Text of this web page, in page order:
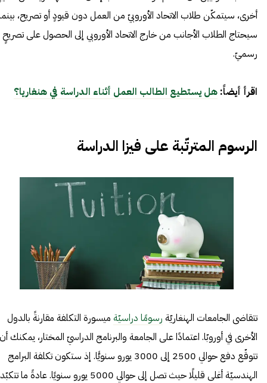
أخرى، سيتمكّن طلاب الاتحاد الأوروبيّ من العمل دون قيودٍ أو تصريح،
سيحتاج الطلاب الأجانب من خارج الاتحاد الأوروبي إلى الحصول على تصريحٍ
رسميّ.
اقرأ أيضاً: هل يستطيع الطالب العمل أثناء الدراسة في هنغاريا؟
الرسوم المترتّبة على فيزا الدراسة
تتقاضى الجامعات الهنغاريّة رسومًا دراسيّة ميسورة التكلفة مقارنةً بالدول
الأخرى في أوروبّا. اعتمادًا على الجامعة والبرنامج الدراسيّ المختار، يمكنك أن
تتوقّع دفع حوالي 2500 إلى 3000 يورو سنويًّا. إذ ستكون تكلفة البرامج
الهندسيّة أغلى قليلًا حيث تصل إلى حوالي 5000 يورو سنويًا. عادةً ما تتكبّد